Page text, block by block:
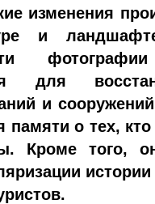
изменения
и
для
и
памяти о тех,
Кроме того,
истории